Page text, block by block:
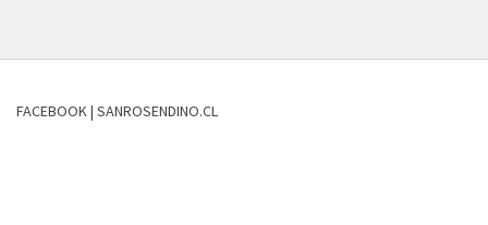
FACEBOOK | SANROSENDINO.CL